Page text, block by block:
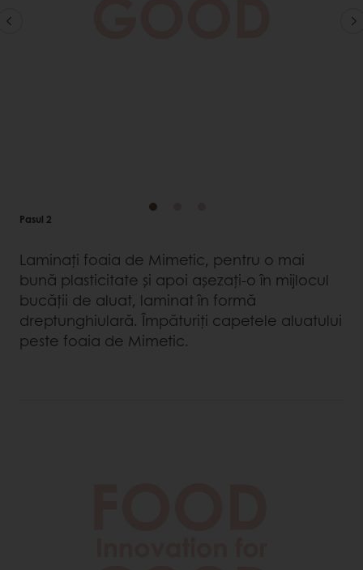
Pasul 2
Laminați foaia de Mimetic, pentru o mai
bună plasticitate și apoi așezați-o în mijlocul
bucății de aluat, laminat în formă
dreptunghiulară. Împăturiți capetele aluatului
peste foaia de Mimetic.